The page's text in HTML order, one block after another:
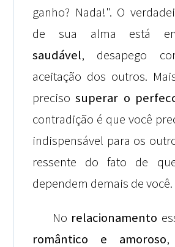
ganho? Nada!". O
de sua alma está
saudável, desapego
aceitação dos outros.
precisosuperar o
contradição é que você
indispensável para os
ressente do fato de
dependem demais de você.
No relacionamento
romântico e amoroso,